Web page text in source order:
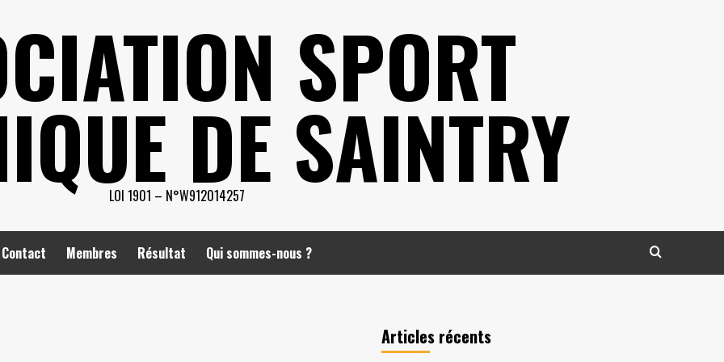
SPORT
DE SAINTRY
LOI 1901 – N°W912014257
Contact Membres Résultat Qui sommes-nous ?
Articles récents